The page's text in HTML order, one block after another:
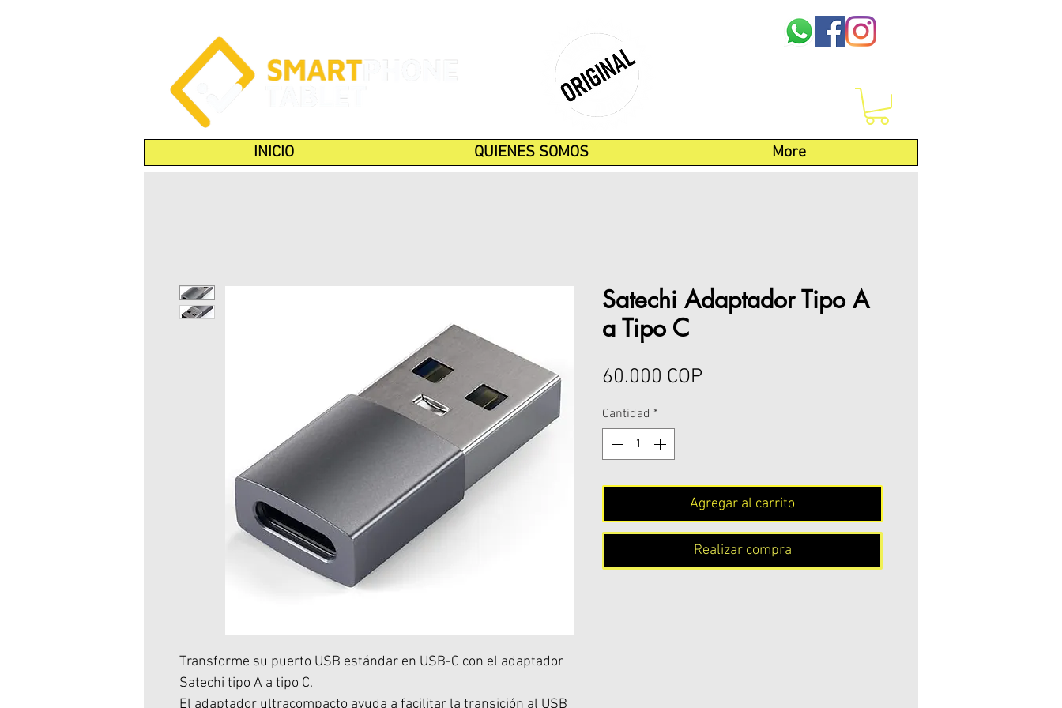
INICIO QUIENES SOMOS More
Transforme su puerto USB estándar en USB-C con el adaptador
Satechi tipo A a tipo C.
El adaptador ultracompacto ayuda a facilitar la transición al USB
Satechi Adaptador Tipo A
a Tipo C
60.000 COP
Cantidad *
Agregar al carrito
Realizar compra